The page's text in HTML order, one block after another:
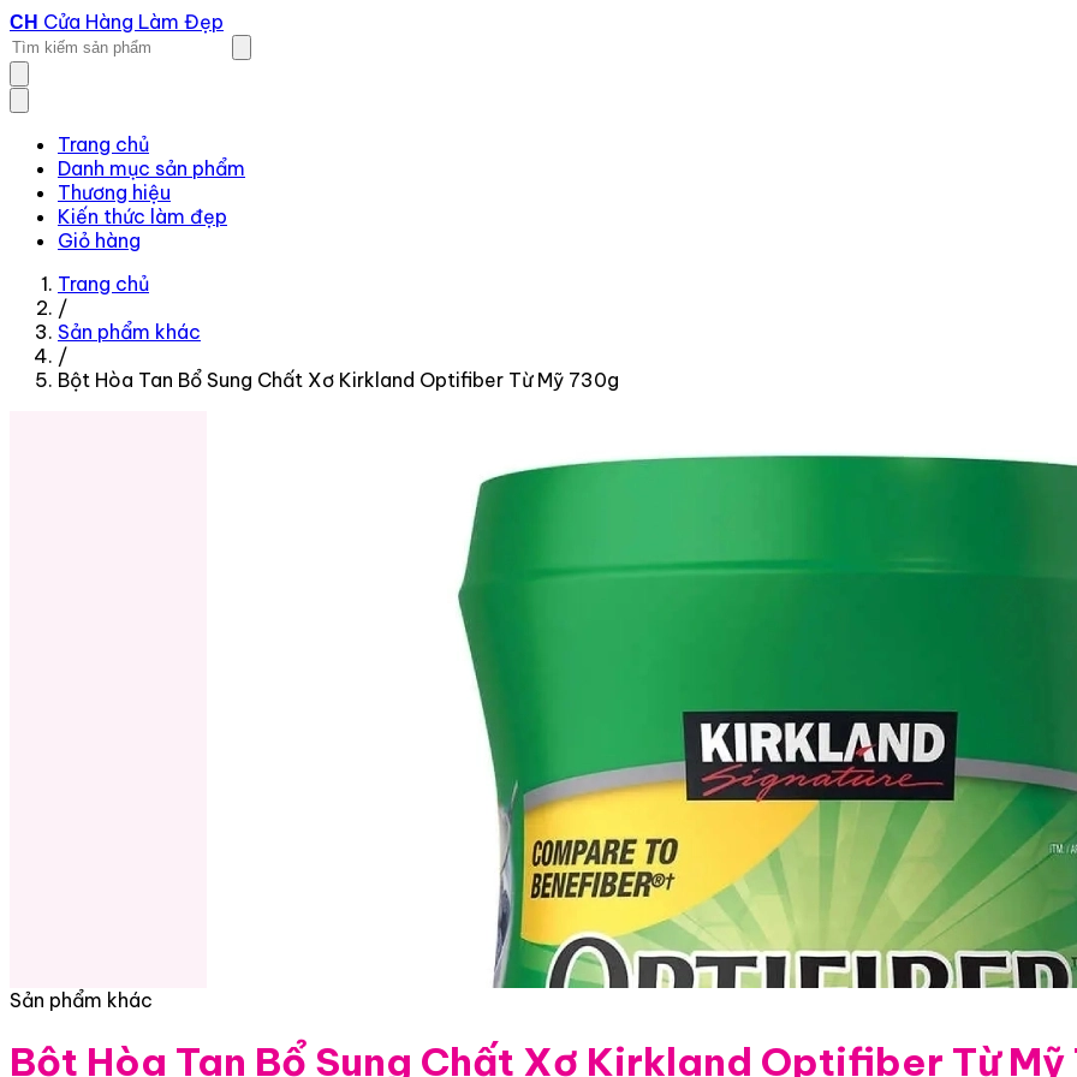
CH Cửa Hàng Làm Đẹp
Trang chủ
Danh mục sản phẩm
Thương hiệu
Kiến thức làm đẹp
Giỏ hàng
Trang chủ
/
Sản phẩm khác
/
Bột Hòa Tan Bổ Sung Chất Xơ Kirkland Optifiber Từ Mỹ 730g
Sản phẩm khác
Bột Hòa Tan Bổ Sung Chất Xơ Kirkland Optifiber Từ